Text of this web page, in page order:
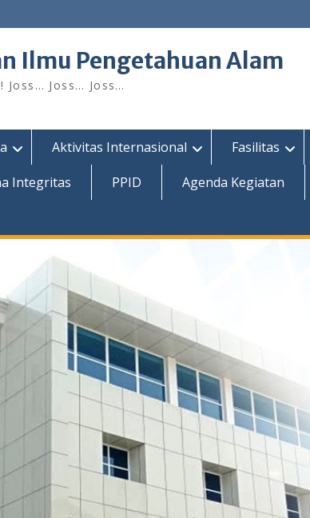
Ilmu Pengetahuan Alam
Joss… Joss… Joss…
Aktivitas Internasional Fasilitas
Integritas PPID Agenda Kegiatan